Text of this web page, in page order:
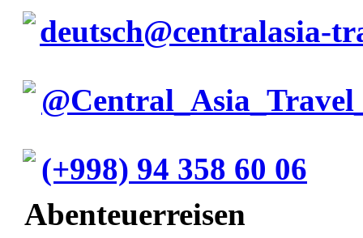
deutsch@centralasia-
(+998) 94 358 60 06
Abenteuerreisen